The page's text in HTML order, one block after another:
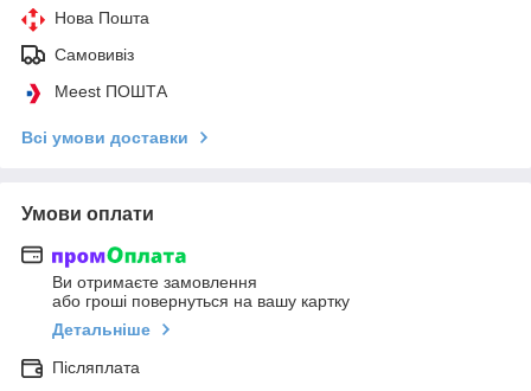
Нова Пошта
Самовивіз
Meest ПОШТА
Всі умови доставки
Умови оплати
Ви отримаєте замовлення
або гроші повернуться на вашу картку
Детальніше
Післяплата